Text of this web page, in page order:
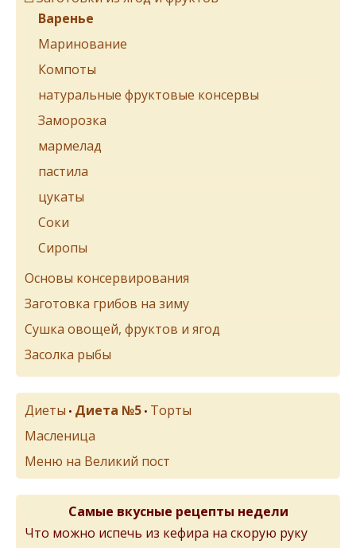
Варенье
Маринование
Компоты
натуральные фруктовые консервы
Заморозка
мармелад
пастила
цукаты
Соки
Сиропы
Основы консервирования
Заготовка грибов на зиму
Сушка овощей, фруктов и ягод
Засолка рыбы
Диеты • Диета №5 • Торты
Масленица
Меню на Великий пост
Самые вкусные рецепты недели
Что можно испечь из кефира на скорую руку